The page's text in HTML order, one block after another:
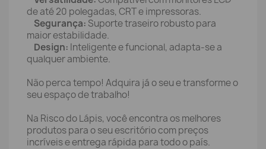
de até 20 polegadas, CRT e impressoras.
Segurança: Suporte traseiro robusto para
maior estabilidade.
Design: Inteligente e funcional, adapta-se a
qualquer ambiente.
Não perca tempo! Adquira já o seu e transforme o
seu espaço de trabalho!
Na Risco do Lápis, você encontra os melhores
produtos para o seu escritório com preços
incríveis e entrega rápida para todo o país.